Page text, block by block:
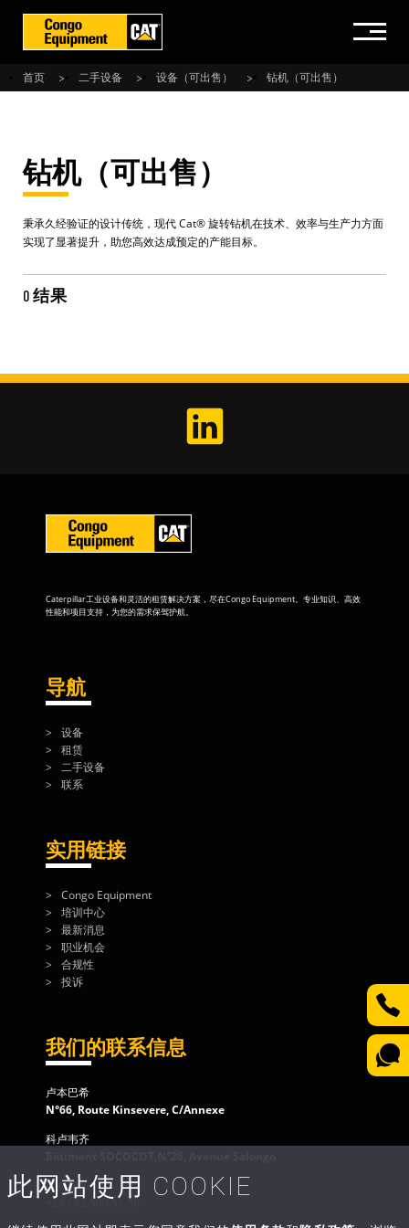
首页 二手设备 设备（可出售） 钻机（可出售）
钻机（可出售）
秉承久经验证的设计传统，现代 Cat® 旋转钻机在技术、效率与生产力方面
实现了显著提升，助您高效达成预定的产能目标。
0 结果
Caterpillar工业设备和灵活的租赁解决方案，尽在Congo Equipment。专业知识、高效
性能和项目支持，为您的需求保驾护航。
导航
设备
租赁
二手设备
联系
实用链接
Congo Equipment
培训中心
最新消息
职业机会
合规性
投诉
我们的联系信息
卢本巴希
N°66, Route Kinsevere, C/Annexe
科卢韦齐
客户服务
+243 82 500 31 50
此网站使用 COOKIE